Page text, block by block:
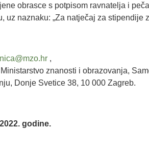
obrasce s potpisom ravnatelja i
uz naznaku: „Za natječaj za stipendije
,
znanosti i obrazovanja,
Donje Svetice 38, 10 000 Zagreb.
godine.